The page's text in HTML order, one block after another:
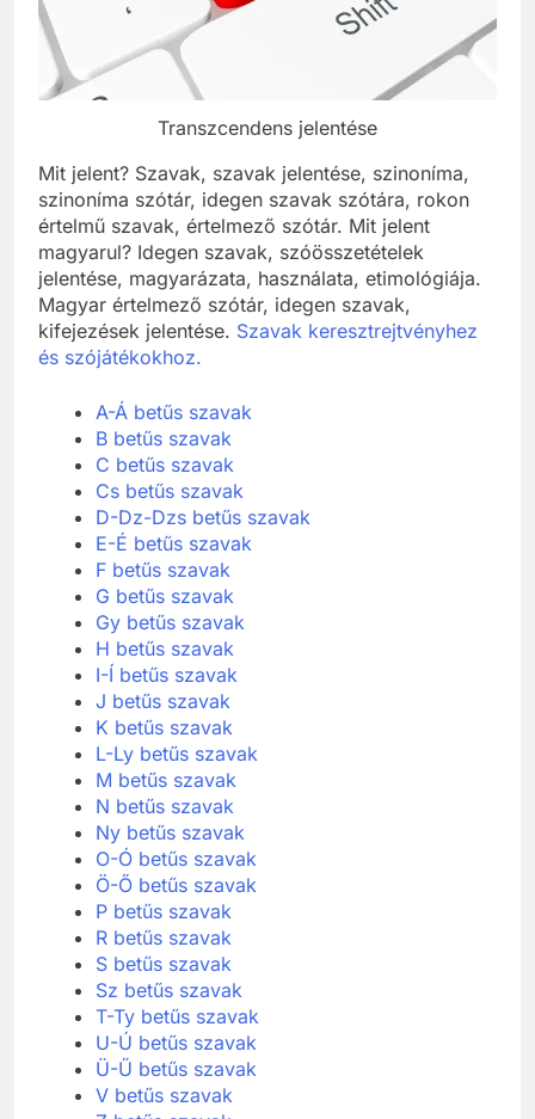
Transzcendens jelentése
Mit jelent? Szavak, szavak jelentése, szinoníma,
szinoníma szótár, idegen szavak szótára, rokon
értelmű szavak, értelmező szótár. Mit jelent
magyarul? Idegen szavak, szóösszetételek
jelentése, magyarázata, használata, etimológiája.
Magyar értelmező szótár, idegen szavak,
kifejezések jelentése. Szavak keresztrejtvényhez
és szójátékokhoz.
A-Á betűs szavak
B betűs szavak
C betűs szavak
Cs betűs szavak
D-Dz-Dzs betűs szavak
E-É betűs szavak
F betűs szavak
G betűs szavak
Gy betűs szavak
H betűs szavak
I-Í betűs szavak
J betűs szavak
K betűs szavak
L-Ly betűs szavak
M betűs szavak
N betűs szavak
Ny betűs szavak
O-Ó betűs szavak
Ö-Ő betűs szavak
P betűs szavak
R betűs szavak
S betűs szavak
Sz betűs szavak
T-Ty betűs szavak
U-Ú betűs szavak
Ü-Ű betűs szavak
V betűs szavak